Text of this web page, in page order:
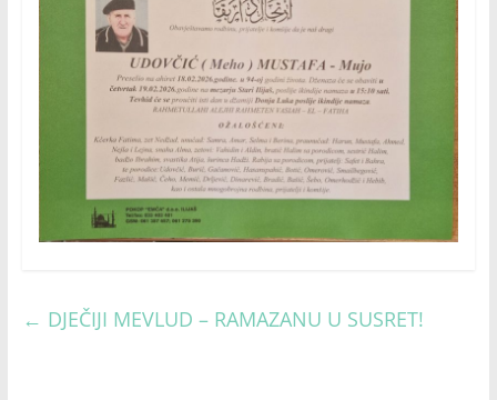
← DJEČIJI MEVLUD – RAMAZANU U SUSRET!